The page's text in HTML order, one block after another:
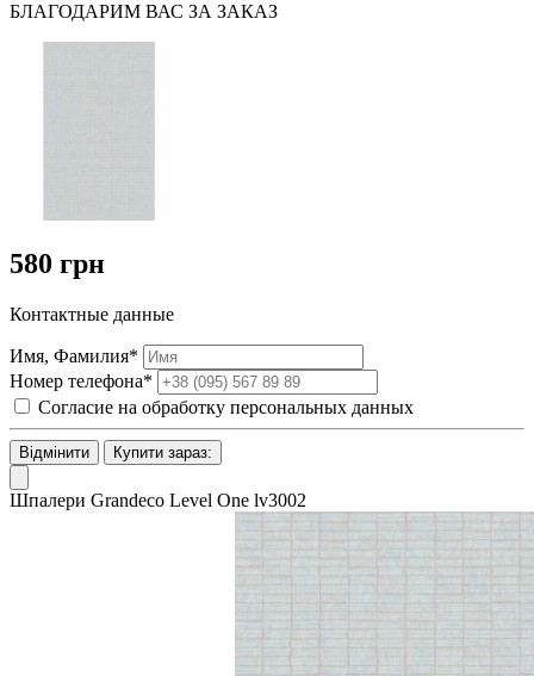
БЛАГОДАРИМ ВАС ЗА ЗАКАЗ
580 грн
Контактные данные
Имя, Фамилия*
Номер телефона*
Согласие на обработку персональных данных
Відмінити Купити зараз:
Шпалери Grandeco Level One lv3002